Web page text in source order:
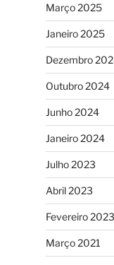
Março 2025
Janeiro 2025
Dezembro
Outubro 2024
Junho 2024
Janeiro 2024
Julho 2023
Abril 2023
Fevereiro 2023
Março 2021